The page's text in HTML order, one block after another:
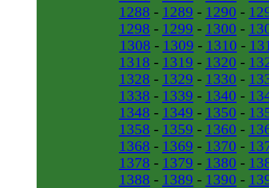
1288 - 1289 - 1290 -
1298 - 1299 - 1300 -
1308 - 1309 - 1310 -
1318 - 1319 - 1320 -
1328 - 1329 - 1330 -
1338 - 1339 - 1340 -
1348 - 1349 - 1350 -
1358 - 1359 - 1360 -
1368 - 1369 - 1370 -
1378 - 1379 - 1380 -
1388 - 1389 - 1390 -